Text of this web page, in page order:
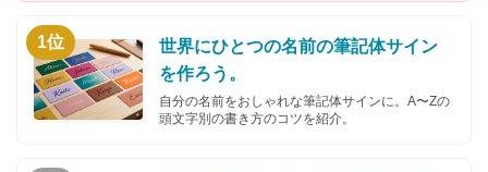
1位
世界にひとつの名前の筆記体サイン
を作ろう。
自分の名前をおしゃれな筆記体サインに。A〜Zの
頭文字別の書き方のコツを紹介。